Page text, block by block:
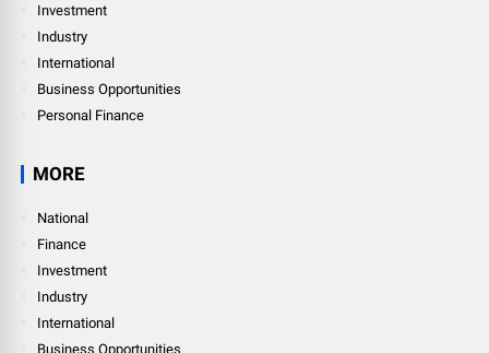
Investment
Industry
International
Business Opportunities
Personal Finance
MORE
National
Finance
Investment
Industry
International
Business Opportunities